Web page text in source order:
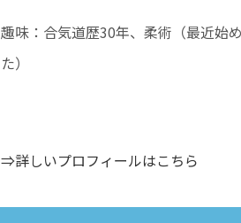
趣味：合気道歴30年、柔術（最近始
た）
⇒詳しいプロフィールはこちら